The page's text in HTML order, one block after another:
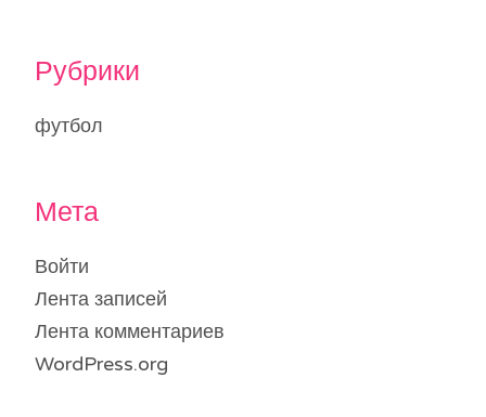
Рубрики
футбол
Мета
Войти
Лента записей
Лента комментариев
WordPress.org